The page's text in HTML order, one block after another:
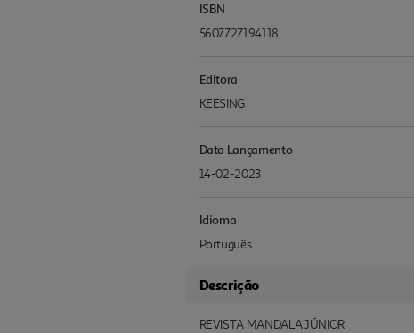
ISBN
5607727194118
Editora
KEESING
Data Lançamento
14-02-2023
Idioma
Português
Descrição
REVISTA MANDALA JÚNIOR